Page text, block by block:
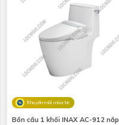
Khuyến mãi mùa hè
Bồn cầu 1 khối INAX AC-912 nắp